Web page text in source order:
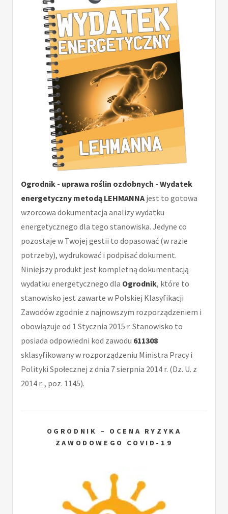
Ogrodnik - uprawa roślin ozdobnych - Wydatek
energetyczny metodą LEHMANNA jest to gotowa
wzorcowa dokumentacja analizy wydatku
energetycznego dla tego stanowiska. Jedyne co
pozostaje w Twojej gestii to dopasować (w razie
potrzeby), wydrukować i podpisać dokument.
Niniejszy produkt jest kompletną dokumentacją
wydatku energetycznego dla Ogrodnik, które to
stanowisko jest zawarte w Polskiej Klasyfikacji
Zawodów zgodnie z najnowszym rozporządzeniem i
obowiązuje od 1 Stycznia 2015 r. Stanowisko to
posiada odpowiedni kod zawodu 611308
sklasyfikowany w rozporządzeniu Ministra Pracy i
Polityki Społecznej z dnia 7 sierpnia 2014 r. (Dz. U. z
2014 r. , poz. 1145).
OGRODNIK – OCENA RYZYKA
ZAWODOWEGO COVID-19